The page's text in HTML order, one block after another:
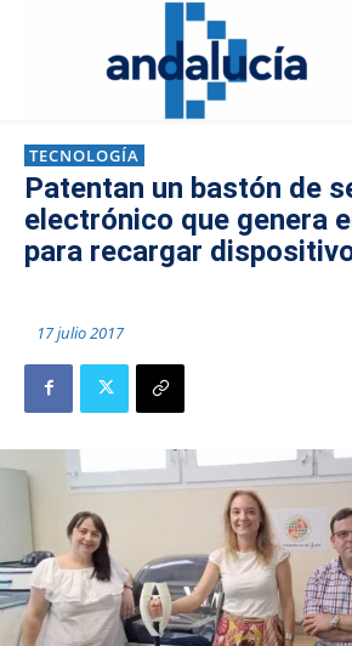
TECNOLOGÍA
Patentan un bastón de
electrónico que genera
para recargar
17 julio 2017